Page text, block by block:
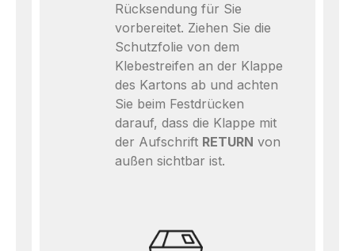
Rücksendung für Sie
vorbereitet. Ziehen Sie die
Schutzfolie von dem
Klebestreifen an der Klappe
des Kartons ab und achten
Sie beim Festdrücken
darauf, dass die Klappe mit
der Aufschrift RETURN von
außen sichtbar ist.